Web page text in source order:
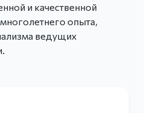
и качественной
опыта,
ведущих